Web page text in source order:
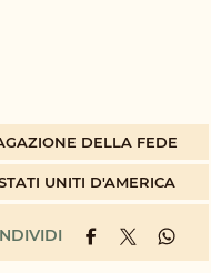
DELLA FEDE
UNITI D'AMERICA